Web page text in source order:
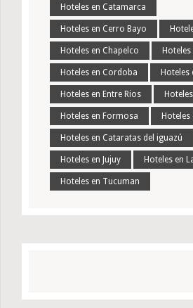
Hoteles en Catamarca
Hoteles en Cerro Bayo
Hoteles en Chapelco
Hoteles en Cordoba Hoteles
Hoteles en Entre Rios
Hoteles en Formosa Hoteles
Hoteles en Cataratas del iguazú
Hoteles en Jujuy Hoteles en
Hoteles en Tucuman